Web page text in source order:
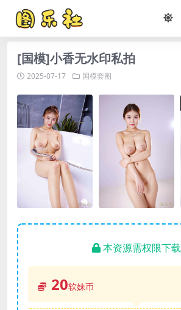
[国模]小香无水印私拍
2025-07-17 国模套图
本资源需权限下载
20软妹币